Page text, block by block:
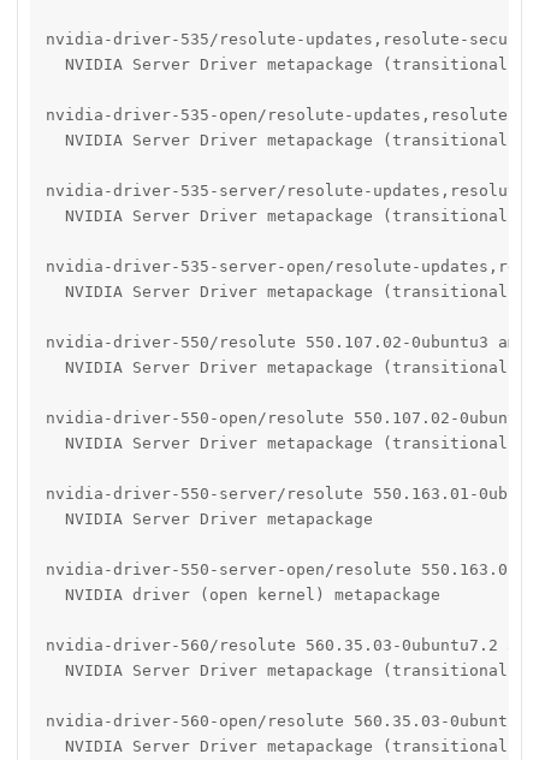
nvidia-driver-535/resolute-updates,resolute-security
NVIDIA Server Driver metapackage (transitional
nvidia-driver-535-open/resolute-updates,resolute-
NVIDIA Server Driver metapackage (transitional
nvidia-driver-535-server/resolute-updates,resolute-
NVIDIA Server Driver metapackage (transitional
nvidia-driver-535-server-open/resolute-
NVIDIA Server Driver metapackage (transitional
nvidia-driver-550/resolute 550.107.02-0ubuntu3
NVIDIA Server Driver metapackage (transitional
nvidia-driver-550-open/resolute 550.107.02-0ubuntu3
NVIDIA Server Driver metapackage (transitional
nvidia-driver-550-server/resolute 550.163.01-
  NVIDIA Server Driver metapackage
nvidia-driver-550-server-open/resolute 550.163.01-
  NVIDIA driver (open kernel) metapackage
nvidia-driver-560/resolute 560.35.03-0ubuntu7.2
NVIDIA Server Driver metapackage (transitional
nvidia-driver-560-open/resolute 560.35.03-
NVIDIA Server Driver metapackage (transitional